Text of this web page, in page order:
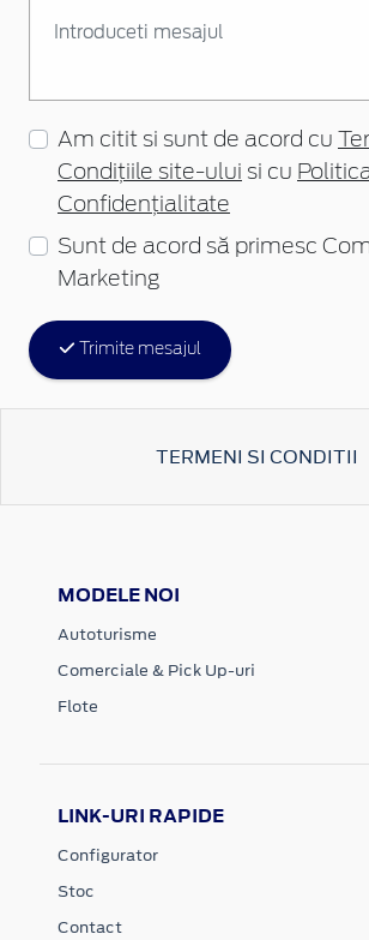
Am citit si sunt de acord cu
Condițiile site-ului si cu
Confidențialitate
Sunt de acord să primesc
Marketing
Trimite mesajul
TERMENI SI CONDITII
MODELE NOI
Autoturisme
Comerciale & Pick Up-uri
Flote
LINK-URI RAPIDE
Configurator
Stoc
Contact